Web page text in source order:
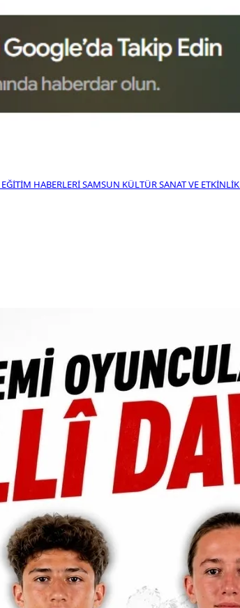
EĞITIM HABERLERISAMSUN KÜLTÜR SANAT VE ETKINLIK